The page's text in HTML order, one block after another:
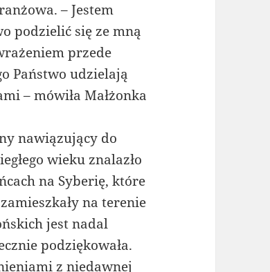
– Jestem
podzielić się ze mną
przede
Państwo udzielają
– mówiła Małżonka
nawiązujący do
wieku znalazło
na Syberię, które
na terenie
jest nadal
podziękowała.
z niedawnej